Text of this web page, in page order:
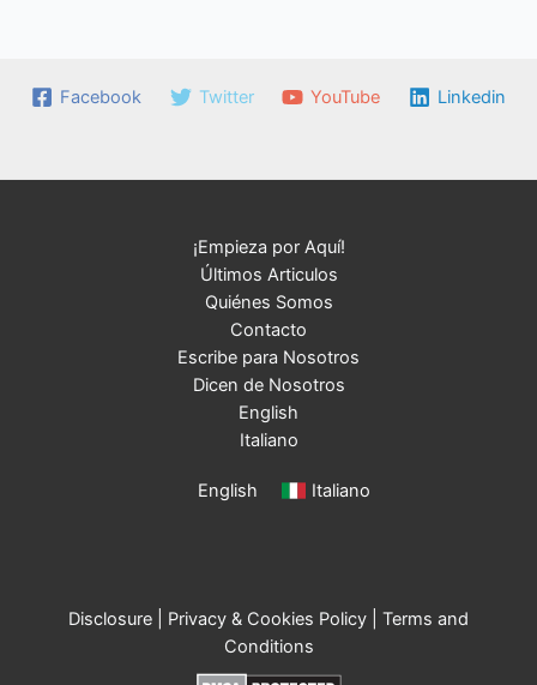
Facebook Twitter YouTube Linkedin
¡Empieza por Aquí!
Últimos Articulos
Quiénes Somos
Contacto
Escribe para Nosotros
Dicen de Nosotros
English
Italiano
English Italiano
Disclosure Privacy & Cookies Policy
Terms and
Conditions